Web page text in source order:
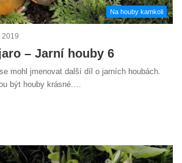
Na houby kamkoli
2019
– Jarní houby 6
mohl jmenovat další díl o jarních houbách.
být houby krásné.…